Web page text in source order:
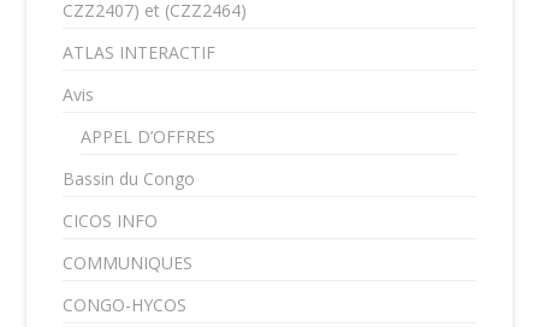
CZZ2407) et (CZZ2464)
ATLAS INTERACTIF
Avis
APPEL D’OFFRES
Bassin du Congo
CICOS INFO
COMMUNIQUES
CONGO-HYCOS